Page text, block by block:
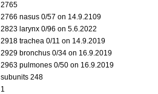
2765
2766 nasus 0/57 on 14.9.2109
2823 larynx 0/96 on 5.6.2022
2918 trachea 0/11 on 14.9.2019
2929 bronchus 0/34 on 16.9.2019
2963 pulmones 0/50 on 16.9.2019
subunits 248
1